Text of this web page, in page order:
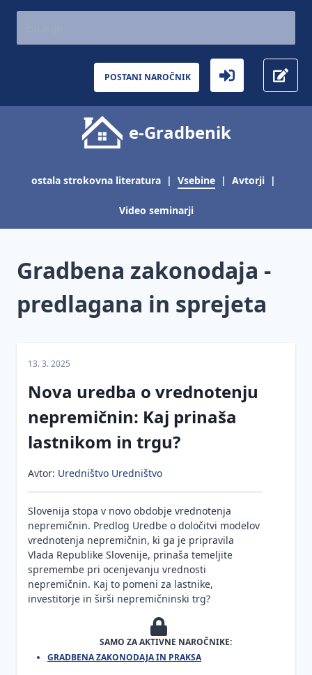
POSTANI NAROČNIK
e-Gradbenik
ostala strokovna literatura | Vsebine | Avtorji |
Video seminarji
AKTUALNO
nadzor
predlagana
pogodba -
in
garancija
Gradbeni
proizvodi,
graditev
pogodbene
cene in
posebne
uzance
naročila
gradnja
Gradbeni
odpadki
Gradbena zakonodaja -
predlagana in sprejeta
13. 3. 2025
Nova uredba o vrednotenju
nepremičnin: Kaj prinaša
lastnikom in trgu?
Avtor: Uredništvo Uredništvo
Slovenija stopa v novo obdobje vrednotenja
nepremičnin. Predlog Uredbe o določitvi modelov
vrednotenja nepremičnin, ki ga je pripravila
Vlada Republike Slovenije, prinaša temeljite
spremembe pri ocenjevanju vrednosti
nepremičnin. Kaj to pomeni za lastnike,
investitorje in širši nepremičninski trg?
SAMO ZA AKTIVNE NAROČNIKE:
GRADBENA ZAKONODAJA IN PRAKSA